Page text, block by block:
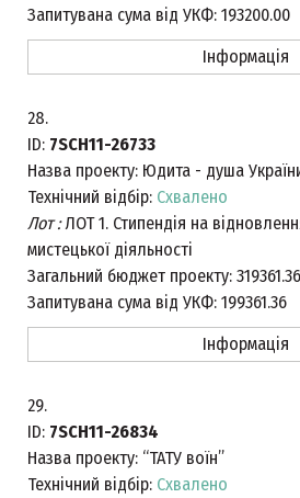
Запитувана сума від УКФ: 193200.00
Інформація
28.
ID: 7SCH11-26733
Назва проекту: Юдита - душа
Технічний відбір: Схвалено
Лот :ЛОТ 1. Стипендія на
мистецької діяльності
Загальний бюджет проекту: 319361.36
Запитувана сума від УКФ: 199361.36
Інформація
29.
ID: 7SCH11-26834
Назва проекту: “ТАТУ воїн”
Технічний відбір: Схвалено